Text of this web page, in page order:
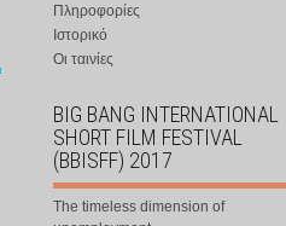
Πληροφορίες
Ιστορικό
Οι ταινίες
BIG BANG INTERNATIONAL
SHORT FILM FESTIVAL
(BBISFF) 2017
The timeless dimension of